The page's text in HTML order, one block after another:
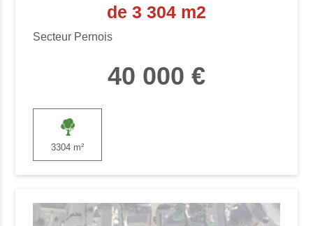
de 3 304 m2
Secteur Pernois
40 000 €
3304 m²